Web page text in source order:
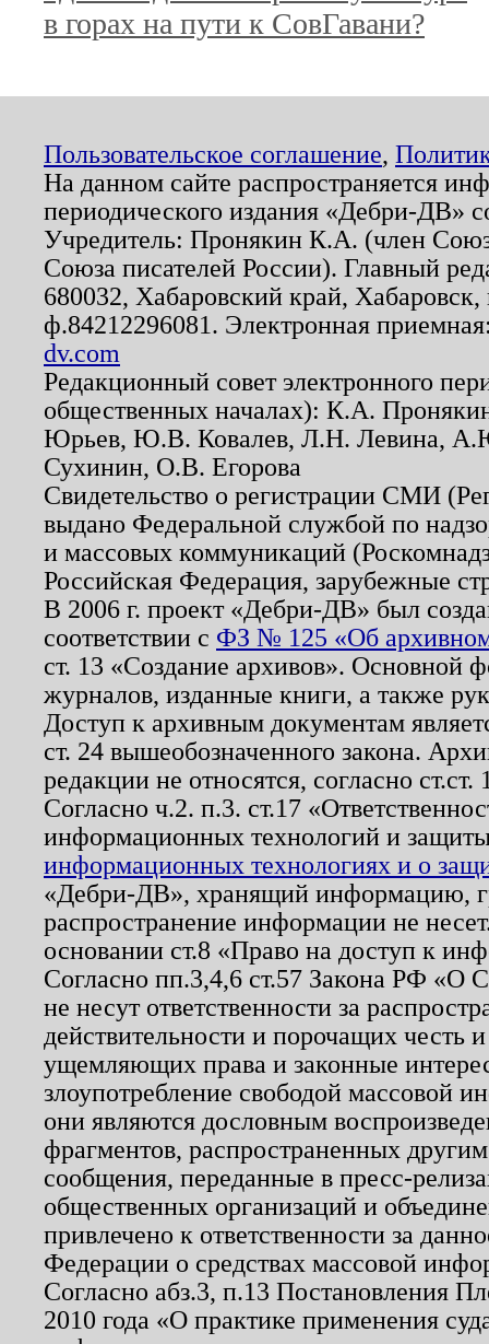
в горах на пути к СовГавани?
Пользовательское соглашение,
На данном сайте распространяется
периодического издания «Дебри-ДВ»
Учредитель: Пронякин К.А. (член
Союза писателей России). Главный
680032, Хабаровский край,
ф.84212296081. Электронная
dv.com
Редакционный совет электронного
общественных началах): К.А.
Юрьев, Ю.В. Ковалев, Л.Н. Левина,
Сухинин, О.В. Егорова
Свидетельство о регистрации СМИ
выдано Федеральной службой по
и массовых коммуникаций
Российская Федерация, зарубежные
В 2006 г. проект «Дебри-ДВ» был
соответствии с ФЗ № 125 «Об
ст. 13 «Создание архивов». Основной
журналов, изданные книги, а также
Доступ к архивным документам
ст. 24 вышеобозначенного закона.
редакции не относятся, согласно
Согласно ч.2. п.3. ст.17
информационных технологий и
информационных технологиях и о
«Дебри-ДВ», хранящий информацию,
распространение информации не
основании ст.8 «Право на доступ к
Согласно пп.3,4,6 ст.57 Закона РФ «О
не несут ответственности за
действительности и порочащих честь
ущемляющих права и законные
злоупотребление свободой массовой
они являются дословным
фрагментов, распространенных
сообщения, переданные в пресс-
общественных организаций и
привлечено к ответственности за
Федерации о средствах массовой
Согласно абз.3, п.13 Постановления
2010 года «О практике применения